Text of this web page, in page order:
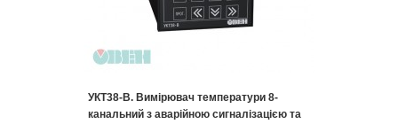
УКТ38-В. Вимірювач температури 8-
канальний з аварійною сигналізацією та